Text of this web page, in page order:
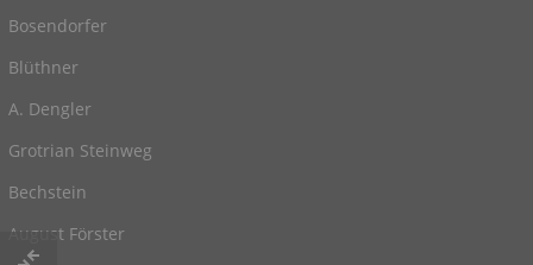
Bosendorfer
Blüthner
A. Dengler
Grotrian Steinweg
Bechstein
August Förster